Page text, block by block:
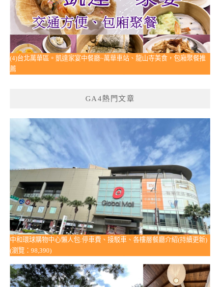
(4)台北萬華區。凱達家宴中餐廳~萬華車站、龍山寺美食，包廂聚餐推
薦
GA4熱門文章
中和環球購物中心懶人包:停車費、接駁車、各樓層餐廳介紹(持續更新)
(瀏覽：98,390)